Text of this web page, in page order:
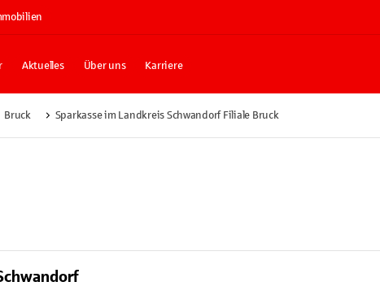
Aktuelles Über uns Karriere
Bruck Sparkasse im Landkreis Schwandorf Filiale Bruck